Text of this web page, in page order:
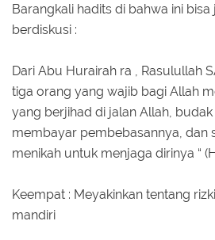
Barangkali hadits di bahwa ini
berdiskusi :
Dari Abu Hurairah ra , Rasulullah
tiga orang yang wajib bagi Allah
yang berjihad di jalan Allah, budak
membayar pembebasannya, dan
menikah untuk menjaga dirinya “
Keempat : Meyakinkan tentang
mandiri